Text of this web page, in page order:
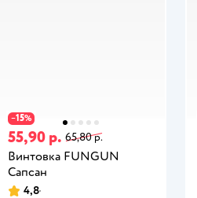
−15%
55,90 р. 65,80 р.
Винтовка FUNGUN
Сапсан
4,8